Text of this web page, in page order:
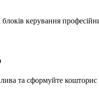
блоків керування
та сформуйте кошторис